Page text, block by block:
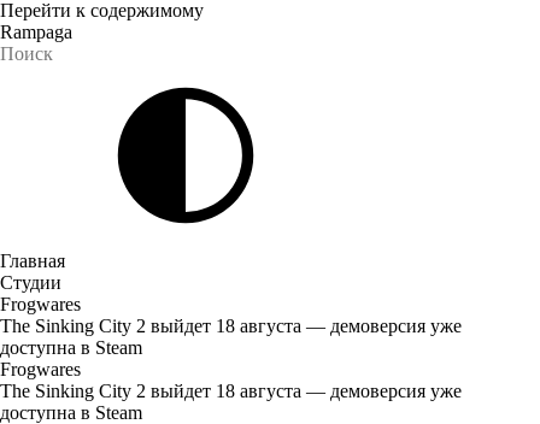
Перейти к содержимому
Rampaga
Главная
Студии
Frogwares
The Sinking City 2 выйдет 18 августа — демоверсия уже
доступна в Steam
Frogwares
The Sinking City 2 выйдет 18 августа — демоверсия уже
доступна в Steam